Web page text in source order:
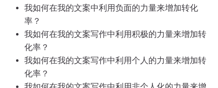
我如何在我的文案中利用负面的力量来增加转化
率？
我如何在我的文案写作中利用积极的力量来增加转
化率？
我如何在我的文案写作中利用个人的力量来增加转
化率？